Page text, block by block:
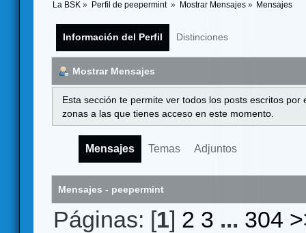
La BSK » Perfil de peepermint » Mostrar Mensajes» Mensajes
Información del Perfil Distinciones
Mostrar Mensajes
Esta sección te permite ver todos los posts escritos
zonas a las que tienes acceso en este momento.
Mensajes Temas Adjuntos
Mensajes - peepermint
Páginas: [1] 2 3 ... 304